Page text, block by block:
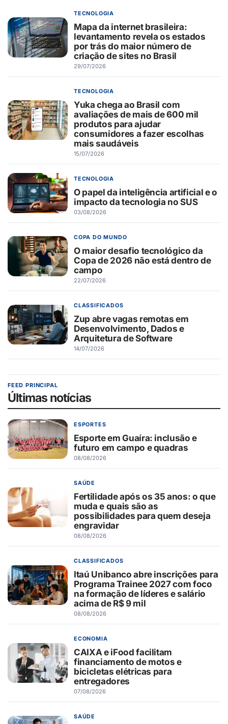
TECNOLOGIA
Mapa da internet brasileira:
levantamento revela os estados
por trás do maior número de
criação de sites no Brasil
29/07/2026
TECNOLOGIA
Yuka chega ao Brasil com
avaliações de mais de 600 mil
produtos para ajudar
consumidores a fazer escolhas
mais saudáveis
15/07/2026
TECNOLOGIA
O papel da inteligência artificial e o
impacto da tecnologia no SUS
03/08/2026
COPA DO MUNDO
O maior desafio tecnológico da
Copa de 2026 não está dentro de
campo
22/07/2026
CLASSIFICADOS
Zup abre vagas remotas em
Desenvolvimento, Dados e
Arquitetura de Software
14/07/2026
FEED PRINCIPAL
Últimas notícias
ESPORTES
Esporte em Guaíra: inclusão e
futuro em campo e quadras
08/08/2026
SAÚDE
Fertilidade após os 35 anos: o que
muda e quais são as
possibilidades para quem deseja
engravidar
08/08/2026
CLASSIFICADOS
Itaú Unibanco abre inscrições para
Programa Trainee 2027 com foco
na formação de líderes e salário
acima de R$ 9 mil
08/08/2026
ECONOMIA
CAIXA e iFood facilitam
financiamento de motos e
bicicletas elétricas para
entregadores
07/08/2026
SAÚDE